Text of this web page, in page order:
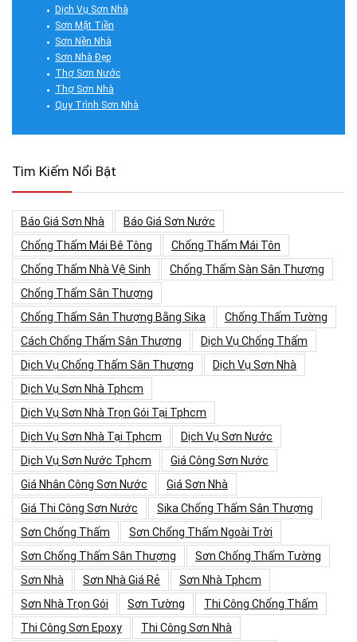
Dịch Vụ Sơn Nhà
Sơn Mặt Tiền
Sơn Nền Nhà
Sơn Nhà Đẹp
Thợ Sơn Nước
Thợ Sơn Nhà
Quy Trình Sơn Nhà
Tìm Kiếm Nổi Bật
Báo Giá Sơn Nhà
Báo Giá Sơn Nước
Chống Thấm Mái Bê Tông
Chống Thấm Mái Tôn
Chống Thấm Nhà Vệ Sinh
Chống Thấm Sàn Sân Thượng
Chống Thấm Sân Thượng
Chống Thấm Sân Thượng Bằng Sika
Chống Thấm Tường
Cách Chống Thấm Sân Thượng
Dịch Vụ Chống Thấm
Dịch Vụ Chống Thấm Sân Thượng
Dịch Vụ Sơn Nhà
Dịch Vụ Sơn Nhà Tphcm
Dịch Vụ Sơn Nhà Trọn Gói Tại Tphcm
Dịch Vụ Sơn Nhà Tại Tphcm
Dịch Vụ Sơn Nước
Dịch Vụ Sơn Nước Tphcm
Giá Công Sơn Nước
Giá Nhân Công Sơn Nước
Giá Sơn Nhà
Giá Thi Công Sơn Nước
Sika Chống Thấm Sân Thượng
Sơn Chống Thấm
Sơn Chống Thấm Ngoài Trời
Sơn Chống Thấm Sân Thượng
Sơn Chống Thấm Tường
Sơn Nhà
Sơn Nhà Giá Rẻ
Sơn Nhà Tphcm
Sơn Nhà Trọn Gói
Sơn Tường
Thi Công Chống Thấm
Thi Công Sơn Epoxy
Thi Công Sơn Nhà